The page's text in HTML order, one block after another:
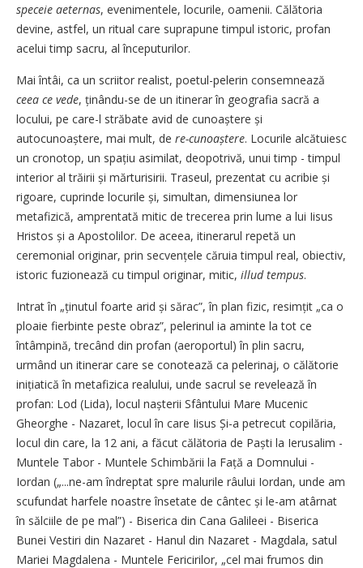
speceie aeternas, evenimentele, locurile, oamenii. Călătoria
devi­ne, astfel, un ritual care suprapune timpul istoric, profan
acelui timp sacru, al începuturilor.
Mai întâi, ca un scriitor realist, poetul-pelerin consemnează
ceea ce vede, ținându-se de un itinerar în geografia sacră a
locului, pe care-l străbate avid de cunoaștere și
autocunoaștere, mai mult, de re-cunoaștere. Locurile alcătuiesc
un cronotop, un spațiu asimilat, deopotrivă, unui timp - timpul
interior al trăirii și mărturisirii. Traseul, prezentat cu acribie și
rigoare, cuprinde locurile și, simultan, dimensiunea lor
metafizică, amprentată mitic de trecerea prin lume a lui Iisus
Hristos și a Apostolilor. De aceea, itinerarul repetă un
ceremonial originar, prin secvențele căruia timpul real, obiectiv,
istoric fuzionează cu timpul originar, mitic, illud tempus.
Intrat în „ținutul foarte arid și sărac”, în plan fizic, resimțit „ca o
ploaie fierbinte peste obraz”, pelerinul ia aminte la tot ce
întâmpină, trecând din profan (aeroportul) în plin sacru,
urmând un itinerar care se conotează ca pelerinaj, o călătorie
inițiatică în metafizica realului, unde sacrul se revelează în
profan: Lod (Lida), locul nașterii Sfântului Mare Mucenic
Gheorghe - Nazaret, locul în care Iisus Și-a petrecut copilăria,
locul din care, la 12 ani, a făcut călătoria de Paști la Ierusalim -
Muntele Tabor - Muntele Schimbării la Față a Domnului -
Iordan („...ne-am îndreptat spre malurile râului Iordan, unde am
scufundat harfele noastre însetate de cântec și le-am atârnat
în sălciile de pe mal”) - Biserica din Cana Galileei - Biserica
Bunei Vestiri din Nazaret - Hanul din Nazaret - Magdala, satul
Mariei Magdalena - Muntele Fericirilor, „cel mai frumos din